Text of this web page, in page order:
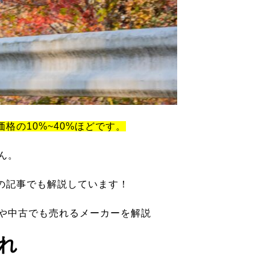
格の10%~40%ほどです。
。
事でも解説しています！
中古でも売れるメーカーを解説